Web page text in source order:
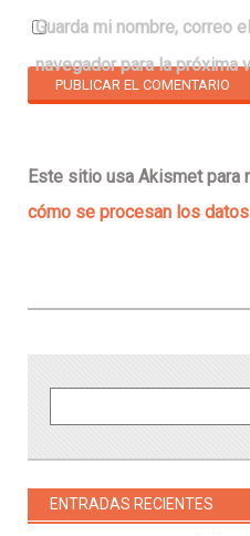
Guarda mi nombre, correo
navegador para la próxima
Este sitio usa Akismet para
cómo se procesan los
ENTRADAS RECIENTES